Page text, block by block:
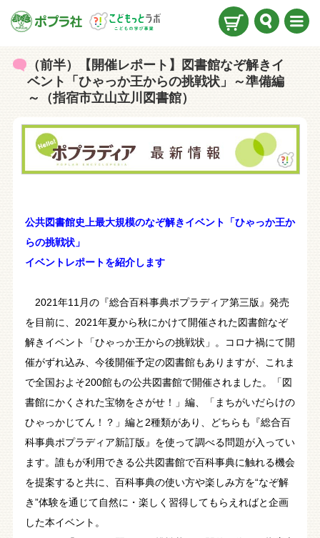
（前半）【開催レポート】図書館なぞ解きイ
ベント「ひゃっか王からの挑戦状」～準備編
～（指宿市立山立川図書館）
公共図書館史上最大規模のなぞ解きイベント「ひゃっか王か
らの挑戦状」
イベントレポートを紹介します
2021年11月の『総合百科事典ポプラディア第三版』発売
を目前に、2021年夏から秋にかけて開催された図書館なぞ
解きイベント「ひゃっか王からの挑戦状」。コロナ禍にて開
催がずれ込み、今後開催予定の図書館もありますが、これま
で全国およそ200館もの公共図書館で開催されました。「図
書館にかくされた宝物をさがせ！」編、「まちがいだらけの
ひゃっかじてん！？」編と2種類があり、どちらも『総合百
科事典ポプラディア新訂版』を使って調べる問題が入ってい
ます。誰もが利用できる公共図書館で百科事典に触れる機会
を提案すると共に、百科事典の使い方や楽しみ方を“なぞ解
き”体験を通じて自然に・楽しく習得してもらえればと企画
した本イベント。